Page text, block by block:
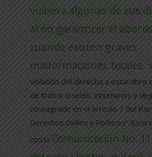
vulnera algunas de sus
al no garantizar el
cuando existen graves
malformaciones fetales.
violación del derecho a estar libre
de tratos crueles, inhumanos y
consagrado en el artículo 7 del
Derechos Civiles y Políticos”. Esto
con la Comunicación No.